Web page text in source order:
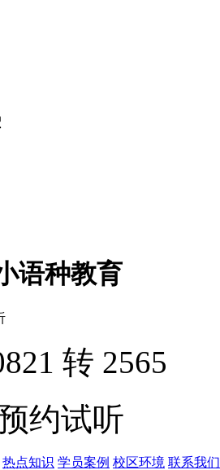
语种教育
转 2565
约试听
热点知识 学员案例 校区环境 联系我们